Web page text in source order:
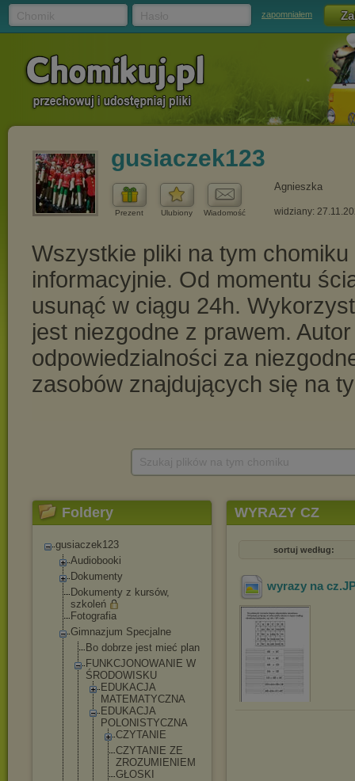
zapomniałem
gusiaczek123
Prezent Ulubiony Wiadomość
Agnieszka
widziany:
Foldery
gusiaczek123
Audiobooki
Dokumenty
Dokumenty z kursów,
szkoleń
Fotografia
Gimnazjum Specjalne
Bo dobrze jest mieć plan
FUNKCJONOWANIE W
ŚRODOWISKU
EDUKACJA
MATEMATYCZNA
EDUKACJA
POLONISTYCZNA
CZYTANIE
CZYTANIE ZE
ZROZUMIE NIEM
GŁOSKI
WYRAZY CZ
sortuj według:
wyrazy na cz